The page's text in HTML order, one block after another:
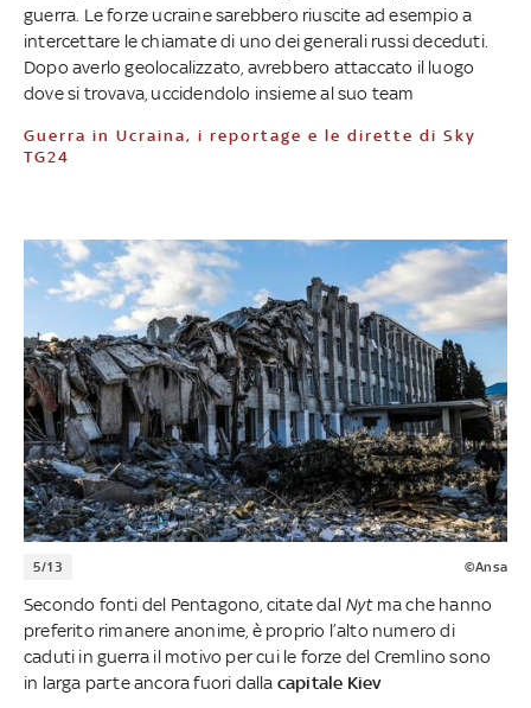
guerra. Le forze ucraine sarebbero riuscite ad esempio a
intercettare le chiamate di uno dei generali russi deceduti.
Dopo averlo geolocalizzato, avrebbero attaccato il luogo
dove si trovava, uccidendolo insieme al suo team
Guerra in Ucraina, i reportage e le dirette di Sky
TG24
5/13 ©Ansa
Secondo fonti del Pentagono, citate dal Nytma che hanno
preferito rimanere anonime, è proprio l’alto numero di
caduti in guerra il motivo per cui le forze del Cremlino sono
in larga parte ancora fuori dalla capitale Kiev